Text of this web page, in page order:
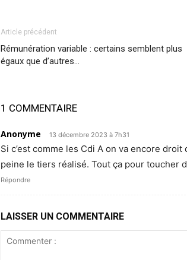
Article précédent
Rémunération variable : certains semblent plus
égaux que d’autres…
1 COMMENTAIRE
Anonyme 13 décembre 2023 à 7h31
Si c’est comme les Cdi A on va encore
peine le tiers réalisé. Tout ça pour toucher
Répondre
LAISSER UN COMMENTAIRE